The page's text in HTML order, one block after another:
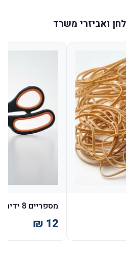
ואביזרי משרד
מספריים 8 ידית גומי